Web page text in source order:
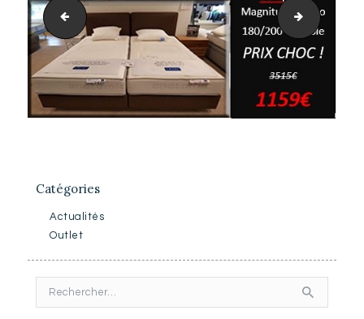
conditions hiver
Catégories
Actualités
Outlet